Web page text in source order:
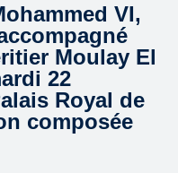
VI,
Moulay El
22
Royal de
composée